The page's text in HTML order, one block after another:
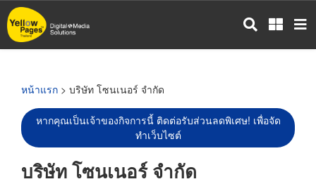
ข้าม
ไป
หน้าแรก > บริษัท โซนเนอร์ จำกัด
หากคุณเป็นเจ้าของกิจการนี้ ติดต่อรับส่วนลดพิเศษ! เพื่อจัด
ทำเว็บไซต์
บริษัท โซนเนอร์ จำกัด